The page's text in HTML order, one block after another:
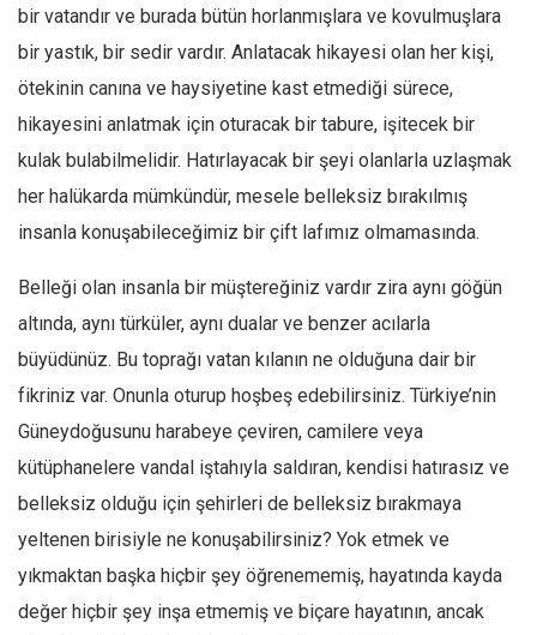
bir vatandır ve burada bütün horlanmışlara ve kovulmuşlara
bir yastık, bir sedir vardır. Anlatacak hikayesi olan her kişi,
ötekinin canına ve haysiyetine kast etmediği sürece,
hikayesini anlatmak için oturacak bir tabure, işitecek bir
kulak bulabilmelidir. Hatırlayacak bir şeyi olanlarla uzlaşmak
her halükarda mümkündür, mesele belleksiz bırakılmış
insanla konuşabileceğimiz bir çift lafımız olmamasında.
Belleği olan insanla bir müştereğiniz vardır zira aynı göğün
altında, aynı türküler, aynı dualar ve benzer acılarla
büyüdünüz. Bu toprağı vatan kılanın ne olduğuna dair bir
fikriniz var. Onunla oturup hoşbeş edebilirsiniz. Türkiye’nin
Güneydoğusunu harabeye çeviren, camilere veya
kütüphanelere vandal iştahıyla saldıran, kendisi hatırasız ve
belleksiz olduğu için şehirleri de belleksiz bırakmaya
yeltenen birisiyle ne konuşabilirsiniz? Yok etmek ve
yıkmaktan başka hiçbir şey öğrenememiş, hayatında kayda
değer hiçbir şey inşa etmemiş ve biçare hayatının, ancak